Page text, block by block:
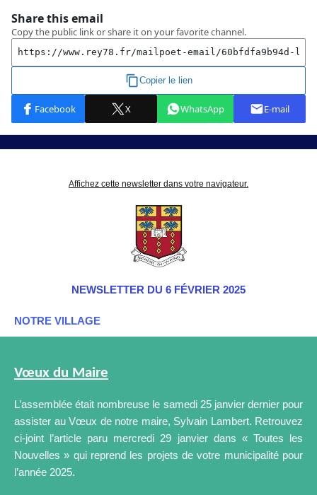
Affichez cette newsletter dans votre navigateur.
NEWSLETTER DU 6 FÉVRIER 2025
NOTRE VILLAGE
Vœux du Maire
L’assemblée était nombreuse le samedi 25 janvier dernier pour
assister au Vœux de notre maire, Sylvain Lambert. Retrouvez
ci-joint l’article paru mercredi 29 janvier dans « Toutes les
Nouvelles » qui reprend les projets de votre municipalité pour
l’année 2025.